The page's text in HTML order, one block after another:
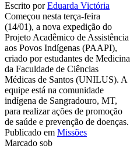
Escrito porEduarda Victória
Começou nesta terça-feira
(14/01), a nova expedição do
Projeto Acadêmico de Assistência
aos Povos Indígenas (PAAPI),
criado por estudantes de Medicina
da Faculdade de Ciências
Médicas de Santos (UNILUS). A
equipe está na comunidade
indígena de Sangradouro, MT,
para realizar ações de promoção
de saúde e prevenção de doenças.
Publicado em Missões
Marcado sob